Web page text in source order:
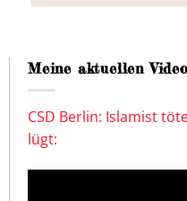
Meine aktuellen
CSD Berlin: Islamist
lügt: